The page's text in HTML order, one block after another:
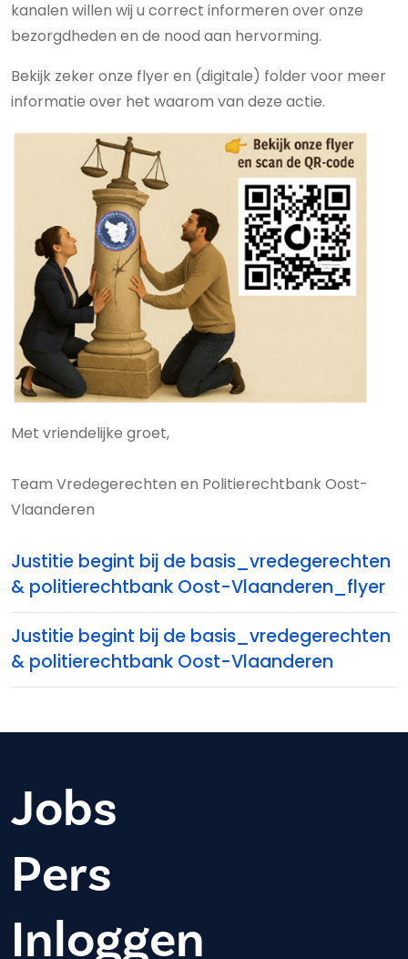
kanalen willen wij u correct informeren over onze
bezorgdheden en de nood aan hervorming.
Bekijk zeker onze flyer en (digitale) folder voor meer
informatie over het waarom van deze actie.
Met vriendelijke groet,
Team Vredegerechten en Politierechtbank Oost-
Vlaanderen
Justitie begint bij de basis_vredegerechten
& politierechtbank Oost-Vlaanderen_flyer
Justitie begint bij de basis_vredegerechten
& politierechtbank Oost-Vlaanderen
Jobs
Pers
Inloggen